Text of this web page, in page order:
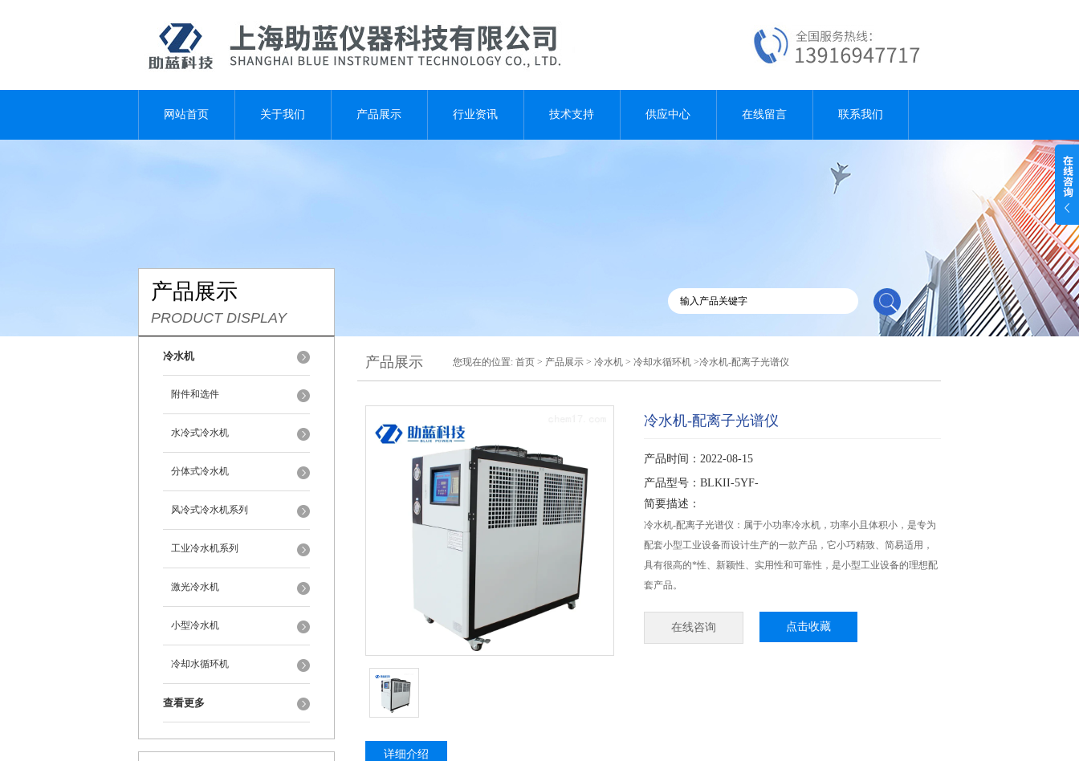
网站首页 关于我们 产品展示 行业资讯 技术支持 供应中心 在线留言 联系我们
产品展示
PRODUCT DISPLAY
冷水机
附件和选件
水冷式冷水机
分体式冷水机
风冷式冷水机系列
工业冷水机系列
激光冷水机
小型冷水机
冷却水循环机
查看更多
产品展示 您现在的位置: 首页 > 产品展示 > 冷水机 > 冷却水循环机 >冷水机-配离子光谱仪
冷水机-配离子光谱仪
产品时间：2022-08-15
产品型号：BLKII-5YF-
简要描述：
冷水机-配离子光谱仪：属于小功率冷水机，功率小且体积小，是专为
配套小型工业设备而设计生产的一款产品，它小巧精致、简易适用，
具有很高的*性、新颖性、实用性和可靠性，是小型工业设备的理想配
套产品。
在线咨询 点击收藏
详细介绍